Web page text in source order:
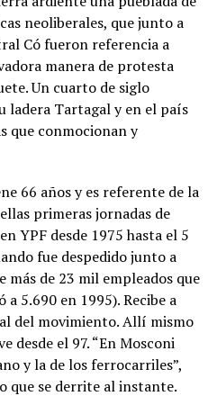
neoliberales, que junto a
Có fueron referencia a
manera de protesta
Un cuarto de siglo
ladera Tartagal y en el país
que conmocionan y
66 años y es referente de la
primeras jornadas de
YPF desde 1975 hasta el 5
fue despedido junto a
más de 23 mil empleados que
5.690 en 1995). Recibe a
del movimiento. Allí mismo
desde el 97. “En Mosconi
y la de los ferrocarriles”,
que se derrite al instante.